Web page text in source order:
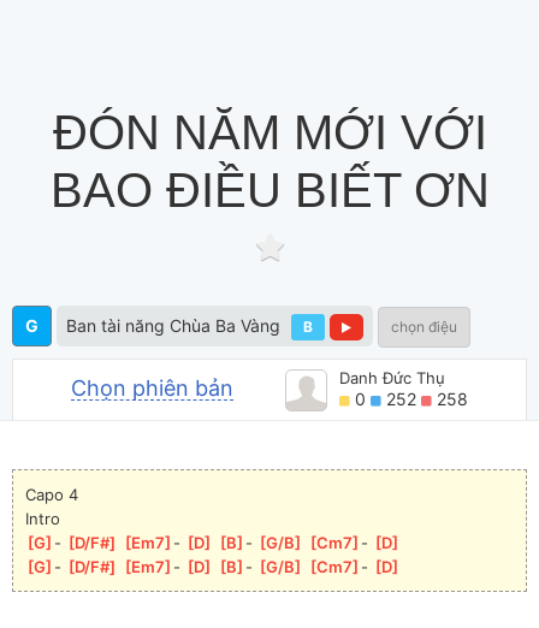
ĐÓN NĂM MỚI VỚI
BAO ĐIỀU BIẾT ƠN
G Ban tài năng Chùa Ba Vàng B chọn điệu
Chọn phiên bản Danh Đức Thụ
0 252 258
Capo 4
Intro
[G ]- [D/F# [Em7 ]- [D [B ]- [G/B [Cm7 ]- [D
[G ]- [D/F# [Em7 ]- [D [B ]- [G/B [Cm7 ]- [D